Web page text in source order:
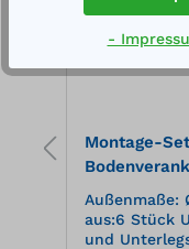
Montage-
Außenmaße:
aus:6 Stück
und
-